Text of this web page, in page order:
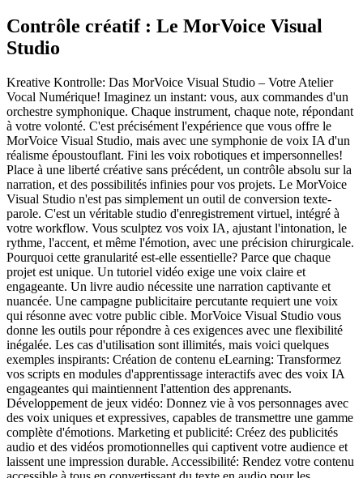
Contrôle créatif : Le MorVoice Visual
Studio
Kreative Kontrolle: Das MorVoice Visual Studio – Votre Atelier
Vocal Numérique! Imaginez un instant: vous, aux commandes d'un
orchestre symphonique. Chaque instrument, chaque note, répondant
à votre volonté. C'est précisément l'expérience que vous offre le
MorVoice Visual Studio, mais avec une symphonie de voix IA d'un
réalisme époustouflant. Fini les voix robotiques et impersonnelles!
Place à une liberté créative sans précédent, un contrôle absolu sur la
narration, et des possibilités infinies pour vos projets. Le MorVoice
Visual Studio n'est pas simplement un outil de conversion texte-
parole. C'est un véritable studio d'enregistrement virtuel, intégré à
votre workflow. Vous sculptez vos voix IA, ajustant l'intonation, le
rythme, l'accent, et même l'émotion, avec une précision chirurgicale.
Pourquoi cette granularité est-elle essentielle? Parce que chaque
projet est unique. Un tutoriel vidéo exige une voix claire et
engageante. Un livre audio nécessite une narration captivante et
nuancée. Une campagne publicitaire percutante requiert une voix
qui résonne avec votre public cible. MorVoice Visual Studio vous
donne les outils pour répondre à ces exigences avec une flexibilité
inégalée. Les cas d'utilisation sont illimités, mais voici quelques
exemples inspirants: Création de contenu eLearning: Transformez
vos scripts en modules d'apprentissage interactifs avec des voix IA
engageantes qui maintiennent l'attention des apprenants.
Développement de jeux vidéo: Donnez vie à vos personnages avec
des voix uniques et expressives, capables de transmettre une gamme
complète d'émotions. Marketing et publicité: Créez des publicités
audio et des vidéos promotionnelles qui captivent votre audience et
laissent une impression durable. Accessibilité: Rendez votre contenu